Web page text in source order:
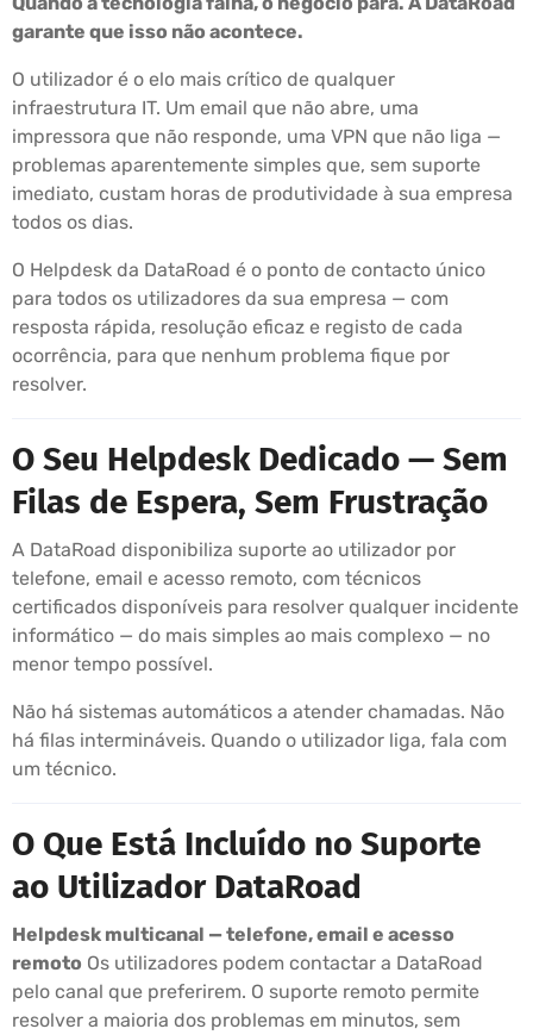
garante que isso não acontece.
O utilizador é o elo mais crítico de qualquer
infraestrutura IT. Um email que não abre, uma
impressora que não responde, uma VPN que não liga —
problemas aparentemente simples que, sem suporte
imediato, custam horas de produtividade à sua empresa
todos os dias.
O Helpdesk da DataRoad é o ponto de contacto único
para todos os utilizadores da sua empresa — com
resposta rápida, resolução eficaz e registo de cada
ocorrência, para que nenhum problema fique por
resolver.
O Seu Helpdesk Dedicado — Sem
Filas de Espera, Sem Frustração
A DataRoad disponibiliza suporte ao utilizador por
telefone, email e acesso remoto, com técnicos
certificados disponíveis para resolver qualquer incidente
informático — do mais simples ao mais complexo — no
menor tempo possível.
Não há sistemas automáticos a atender chamadas. Não
há filas intermináveis. Quando o utilizador liga, fala com
um técnico.
O Que Está Incluído no Suporte
ao Utilizador DataRoad
Helpdesk multicanal — telefone, email e acesso
remoto Os utilizadores podem contactar a DataRoad
pelo canal que preferirem. O suporte remoto permite
resolver a maioria dos problemas em minutos, sem